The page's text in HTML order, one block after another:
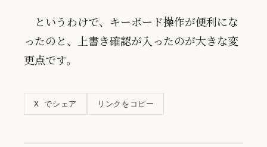
というわけで、キーボード操作が便利にな
ったのと、上書き確認が入ったのが大きな変
更点です。
X でシェア リンクをコピー